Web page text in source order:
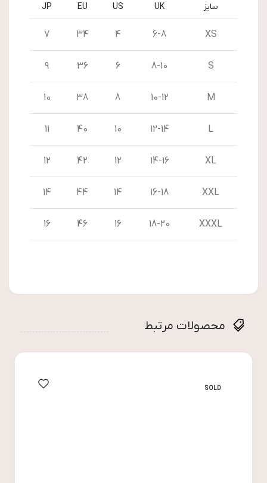
سایز UK
US
EU
JP
XS
6-8
4
34
7
S
8-10
6
36
9
M
10-12
8
38
10
L
12-14
10
40
11
XL
14-16
12
42
12
XXL
16-18
14
44
14
XXXL
18-20
16
46
16
محصولات مرتبط
SOLD